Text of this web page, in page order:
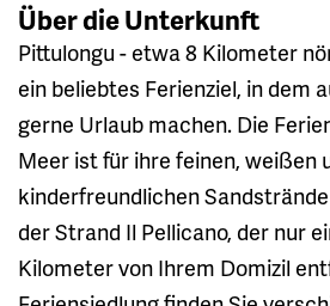
Über die Unterkunft
Pittulongu - etwa 8 Kilometer
ein beliebtes Ferienziel, in dem
gerne Urlaub machen. Die
Meer ist für ihre feinen, weißen
kinderfreundlichen
der Strand Il Pellicano, der nur
Kilometer von Ihrem Domizil